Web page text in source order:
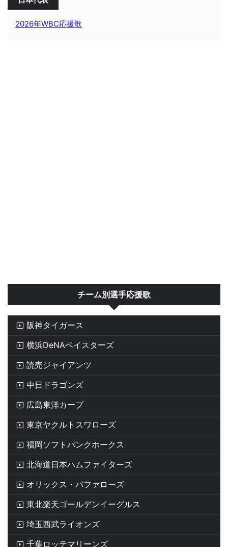
2026年WBC応援歌
チーム別選手応援歌
阪神タイガース
横浜DeNAベイスターズ
読売ジャイアンツ
中日ドラゴンズ
広島東洋カープ
東京ヤクルトスワローズ
福岡ソフトバンクホークス
北海道日本ハムファイターズ
オリックス・バファローズ
東北楽天ゴールデンイーグルス
埼玉西武ライオンズ
千葉ロッテマリーンズ